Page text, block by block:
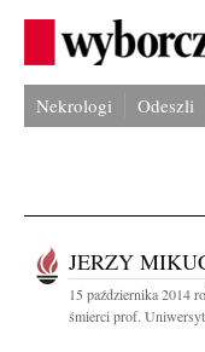
Nekrologi Odeszli
JERZY
15 października 2014
śmierci prof.